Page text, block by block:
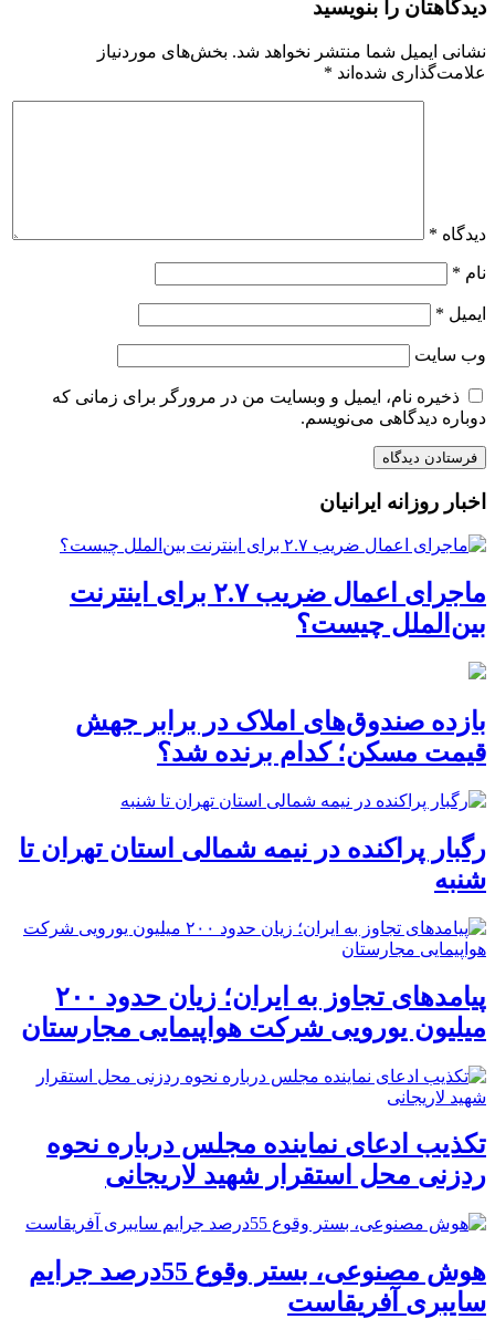
دیدگاهتان را بنویسید
نشانی ایمیل شما منتشر نخواهد شد. بخش‌های موردنیاز
علامت‌گذاری شده‌اند *
دیدگاه *
نام *
ایمیل *
وب‌ سایت
ذخیره نام، ایمیل و وبسایت من در مرورگر برای زمانی که
دوباره دیدگاهی می‌نویسم.
اخبار روزانه ایرانیان
ماجرای اعمال ضریب ۲.۷ برای اینترنت
بین‌الملل چیست؟
بازده صندوق‌های املاک در برابر جهش
قیمت مسکن؛ کدام برنده شد؟
رگبار پراکنده در نیمه شمالی استان تهران تا
شنبه
پیامدهای تجاوز به ایران؛ زیان حدود ۲۰۰
میلیون یورویی شرکت هواپیمایی مجارستان
تکذیب ادعای نماینده مجلس درباره نحوه
ردزنی محل استقرار شهید لاریجانی
هوش مصنوعی، بستر وقوع 55درصد جرایم
سایبری آفریقاست